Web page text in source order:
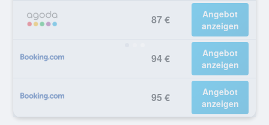
87 €
Angebot
anzeigen
94 €
Angebot
anzeigen
95 €
Angebot
anzeigen